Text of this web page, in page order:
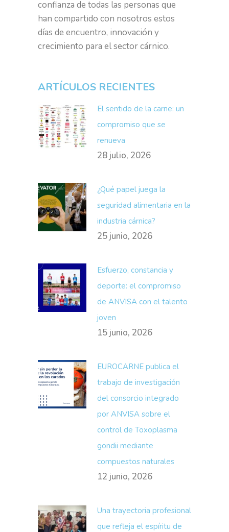
confianza de todas las personas que
han compartido con nosotros estos
días de encuentro, innovación y
crecimiento para el sector cárnico.
ARTÍCULOS RECIENTES
El sentido de la carne: un
compromiso que se
renueva
28 julio, 2026
¿Qué papel juega la
seguridad alimentaria en la
industria cárnica?
25 junio, 2026
Esfuerzo, constancia y
deporte: el compromiso
de ANVISA con el talento
joven
15 junio, 2026
EUROCARNE publica el
trabajo de investigación
del consorcio integrado
por ANVISA sobre el
control de Toxoplasma
gondii mediante
compuestos naturales
12 junio, 2026
Una trayectoria profesional
que refleja el espíritu de